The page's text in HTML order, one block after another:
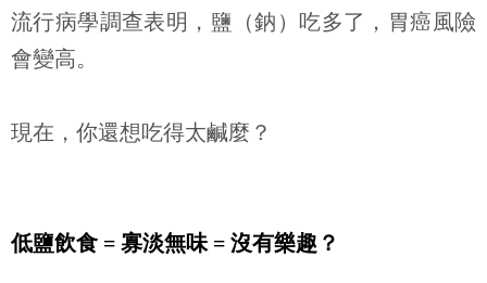
流行病學調查表明，鹽（鈉）吃多了，胃癌風險
會變高。
現在，你還想吃得太鹹麼？
低鹽飲食 = 寡淡無味 = 沒有樂趣？